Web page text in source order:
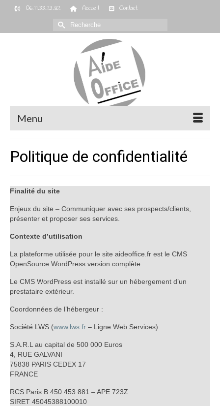
06.11.33.23.82 Accueil
Contact
Rechercher :
Menu
Politique de confidentialité
Finalité du site
Enjeux du site – Communiquer avec ses prospects/clients,
présenter et proposer ses services.
Contexte d’utilisation
La plateforme utilisée pour le site aideoffice.fr est le CMS
OpenSource WordPress version complète.
Le CMS WordPress est installé sur un hébergement d’un
prestataire extérieur.
Coordonnées de l’hébergeur :
Société LWS (www.lws.fr – Ligne Web Services)
S.A.R.L au capital de 500 000 Euros
4, RUE GALVANI
75838 PARIS CEDEX 17
FRANCE
RCS Paris B 450 453 881 – APE 723Z
SIRET 45045388100010